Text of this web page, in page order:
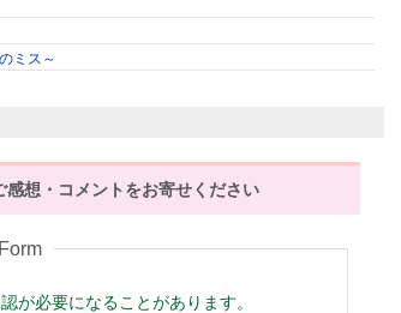
ミス～
想・コメントをお寄せください
が必要になることがあります。